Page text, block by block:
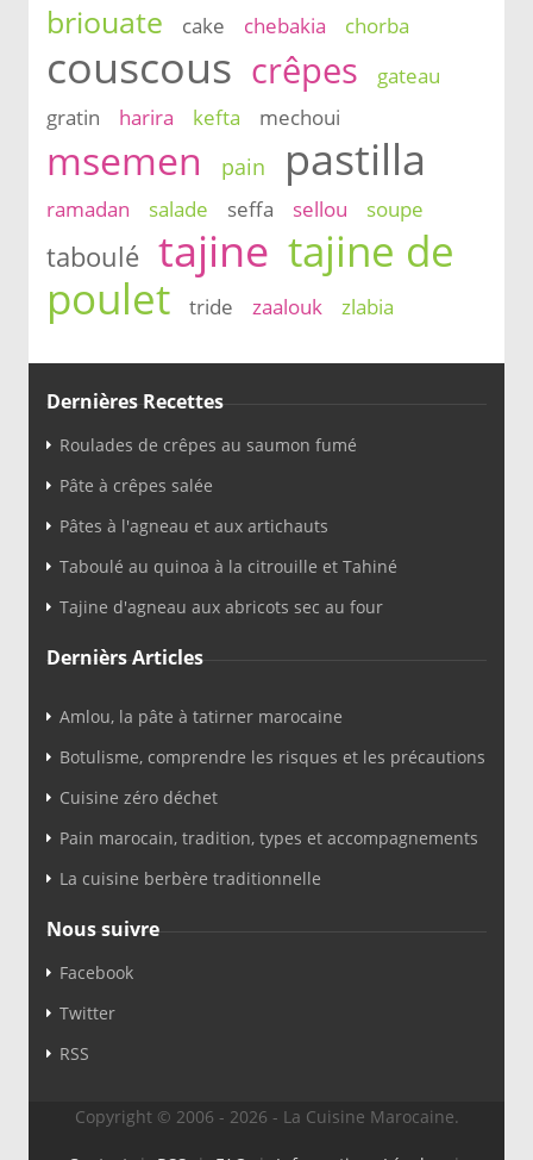
briouate cake chebakia chorba
couscous crêpes
gateau
gratin
harira kefta mechoui
msemen pain pastilla
ramadan salade seffa sellou soupe
taboulé tajine tajine de
poulet
tride zaalouk zlabia
Dernières Recettes
Roulades de crêpes au saumon fumé
Pâte à crêpes salée
Pâtes à l'agneau et aux artichauts
Taboulé au quinoa à la citrouille et Tahiné
Tajine d'agneau aux abricots sec au four
Dernièrs Articles
Amlou, la pâte à tatirner marocaine
Botulisme, comprendre les risques et les précautions
Cuisine zéro déchet
Pain marocain, tradition, types et accompagnements
La cuisine berbère traditionnelle
Nous suivre
Facebook
Twitter
RSS
Copyright © 2006 - 2026 - La Cuisine Marocaine.